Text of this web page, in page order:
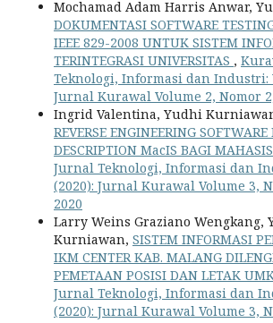
Mochamad Adam Harris Anwar,
DOKUMENTASI SOFTWARE
IEEE 829-2008 UNTUK SISTEM
TERINTEGRASI UNIVERSITAS ,
Teknologi, Informasi dan Industri:
Jurnal Kurawal Volume 2, Nomor
Ingrid Valentina, Yudhi
REVERSE ENGINEERING SOFTWARE
DESCRIPTION MacIS BAGI
Jurnal Teknologi, Informasi dan
(2020): Jurnal Kurawal Volume 3,
2020
Larry Weins Graziano Wengkang,
Kurniawan, SISTEM INFORMASI
IKM CENTER KAB. MALANG
PEMETAAN POSISI DAN LETAK
Jurnal Teknologi, Informasi dan
(2020): Jurnal Kurawal Volume 3,